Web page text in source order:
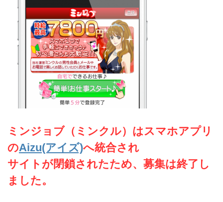
ミンジョブ（ミンクル）はスマホアプリ
のAizu(アイズ)へ統合され
サイトが閉鎖されたため、募集は終了し
ました。